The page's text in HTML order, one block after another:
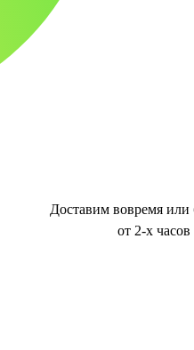
Доставим вовремя или
от 2-х часов